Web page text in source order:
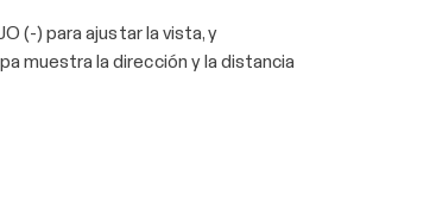
(-) para ajustar la vista, y
muestra la dirección y la distancia